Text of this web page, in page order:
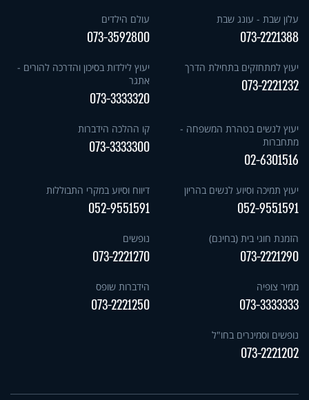
עלון שבת - עונג שבת
073-2221388
עולם הילדים
073-3592800
יעוץ למתחזקים בתחילת הדרך
073-2221232
יעוץ לילדות בסיכון והדרכה להורים -
אתגר
073-3333320
יעוץ לנשים בטהרת המשפחה -
מתחברות
02-6301516
קו ההלכה הידברות
073-3333300
יעוץ תמיכה וסיוע לנשים בהריון
052-9551591
דיווח וסיוע במקרי התבוללות
052-9551591
הזמנת חוגי בית (בחינם)
073-2221290
נופשים
073-2221270
ממיר צופיה
073-3333333
הידברות שופס
073-2221250
נופשים וסמינרים בחו"ל
073-2221202